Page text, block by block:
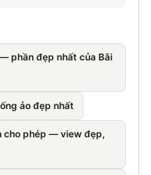
phần đẹp nhất của Bãi
ảo đẹp nhất
cho phép — view đẹp,